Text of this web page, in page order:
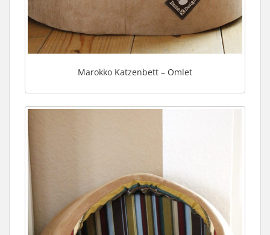
Marokko Katzenbett – Omlet